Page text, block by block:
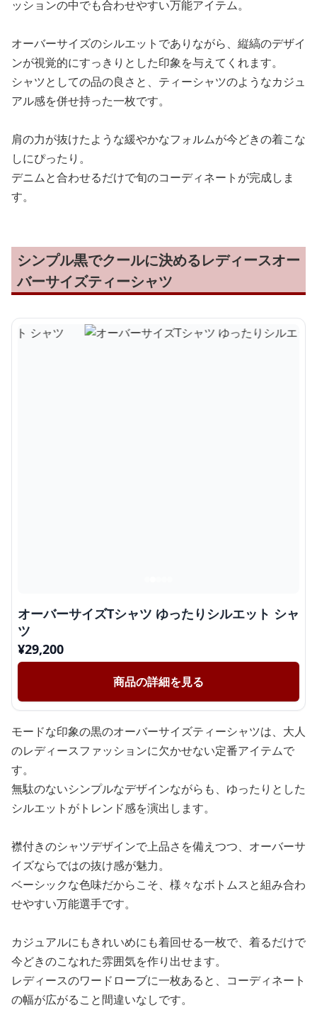
ッションの中でも合わせやすい万能アイテム。
オーバーサイズのシルエットでありながら、縦縞のデザイ
ンが視覚的にすっきりとした印象を与えてくれます。
シャツとしての品の良さと、ティーシャツのようなカジュ
アル感を併せ持った一枚です。
肩の力が抜けたような緩やかなフォルムが今どきの着こな
しにぴったり。
デニムと合わせるだけで旬のコーディネートが完成しま
す。
シンプル黒でクールに決めるレディースオー
バーサイズティーシャツ
オーバーサイズTシャツ ゆったりシルエット シャ
ツ
¥29,200
商品の詳細を見る
モードな印象の黒のオーバーサイズティーシャツは、大人
のレディースファッションに欠かせない定番アイテムで
す。
無駄のないシンプルなデザインながらも、ゆったりとした
シルエットがトレンド感を演出します。
襟付きのシャツデザインで上品さを備えつつ、オーバーサ
イズならではの抜け感が魅力。
ベーシックな色味だからこそ、様々なボトムスと組み合わ
せやすい万能選手です。
カジュアルにもきれいめにも着回せる一枚で、着るだけで
今どきのこなれた雰囲気を作り出せます。
レディースのワードローブに一枚あると、コーディネート
の幅が広がること間違いなしです。